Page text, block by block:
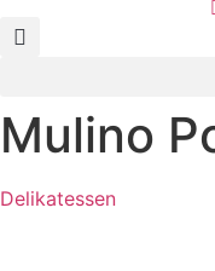
Mulino
Delikatessen